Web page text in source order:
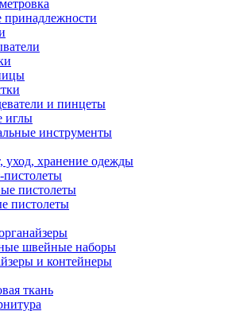
принадлежности
и пинцеты
иглы
инструменты
уход, хранение одежды
пистолеты
пистолеты
пистолеты
швейные наборы
и контейнеры
ткань